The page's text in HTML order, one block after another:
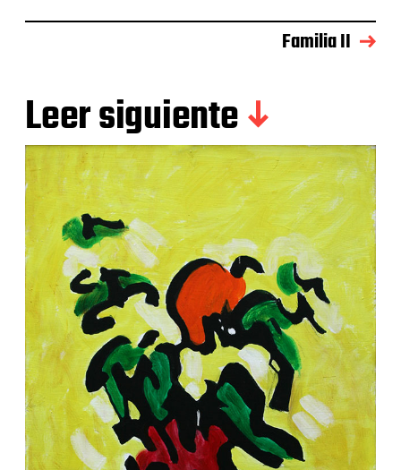
Familia II
Leer siguiente